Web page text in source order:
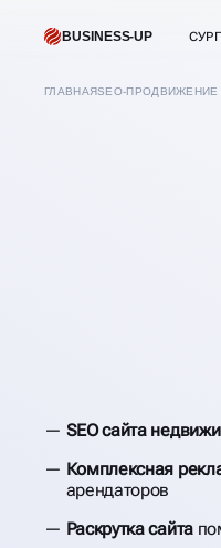
BUSINESS-UP
ГЛАВНАЯSEO-ПРОДВИЖЕНИЕ
SEO сайта
Комплексная
арендаторов
Раскрутка сайта